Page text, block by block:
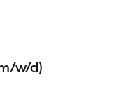
w/d)